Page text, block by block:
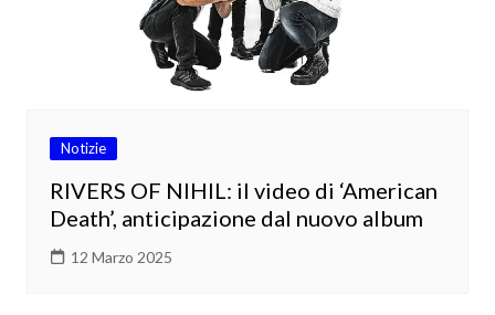
Notizie
RIVERS OF NIHIL: il video di ‘American
Death’, anticipazione dal nuovo album
12 Marzo 2025